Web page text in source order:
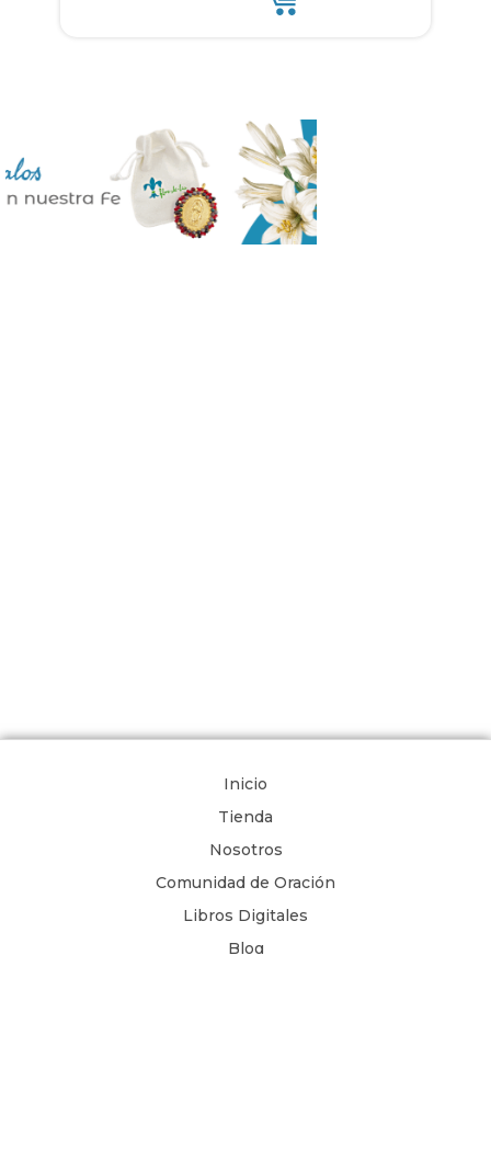
Inicio
Tienda
Nosotros
Comunidad de Oración
Libros Digitales
Blog